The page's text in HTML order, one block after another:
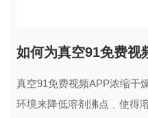
真空91免费视频APP浓缩干
环境来降低溶剂沸点﹑使